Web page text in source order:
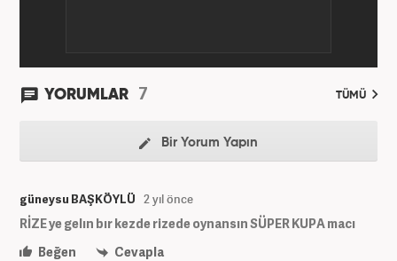
YORUMLAR 7 TÜMÜ
Bir Yorum Yapın
güneysu BAŞKÖYLÜ 2 yıl önce
RİZE ye gelın bır kezde rizede oynansın SÜPER KUPA macı
Beğen
Cevapla